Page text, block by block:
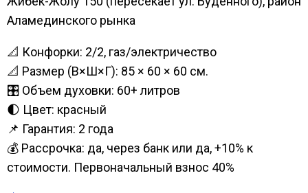
Аламединского рынка
📐 Конфорки: 2/2, газ/электричество
📐 Размер (В×Ш×Г): 85 × 60 × 60 см.
🎛️ Объем духовки: 60+ литров
🌓 Цвет: красный
📌 Гарантия: 2 года
💰 Рассрочка: да, через банк или да, +10% к
стоимости. Первоначальный взнос 40%